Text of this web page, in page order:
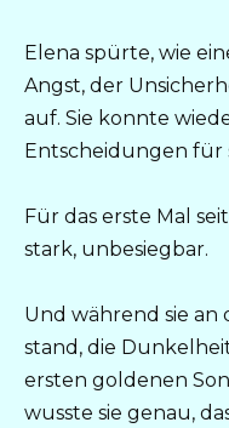
Elena spürte, wie
Angst, der
auf. Sie konnte
Entscheidungen für
Für das erste Mal
stark, unbesiegbar.
Und während sie an
stand, die
ersten goldenen
wusste sie genau,